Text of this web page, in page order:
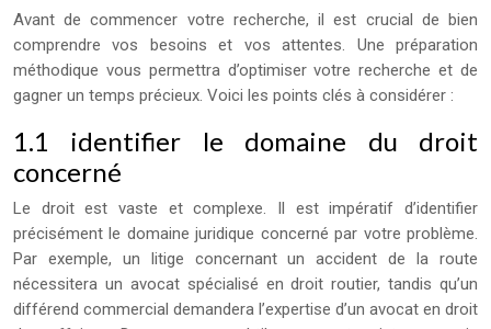
Avant de commencer votre recherche, il est crucial de bien
comprendre vos besoins et vos attentes. Une préparation
méthodique vous permettra d’optimiser votre recherche et de
gagner un temps précieux. Voici les points clés à considérer :
1.1 identifier le domaine du droit
concerné
Le droit est vaste et complexe. Il est impératif d’identifier
précisément le domaine juridique concerné par votre problème.
Par exemple, un litige concernant un accident de la route
nécessitera un avocat spécialisé en droit routier, tandis qu’un
différend commercial demandera l’expertise d’un avocat en droit